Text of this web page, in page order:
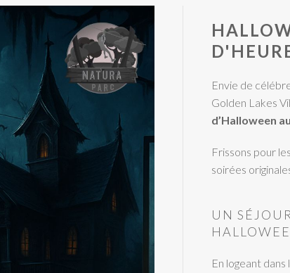
Envie de
Golden Lakes
d’Halloween au
Frissons pour
soirées
UN
En logeant dans